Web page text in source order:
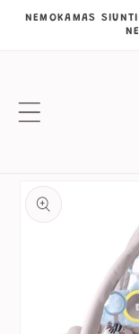
Eiti į
NEMOKAMAS
informacijos
apie gaminį